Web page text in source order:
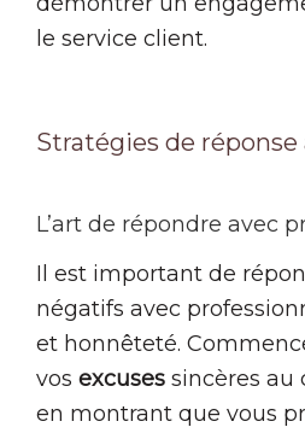
le service client.
Stratégies de
L’art de répondre avec
Il est important de
négatifs avec
et honnêteté.
vos excuses sincères au
en montrant que vous